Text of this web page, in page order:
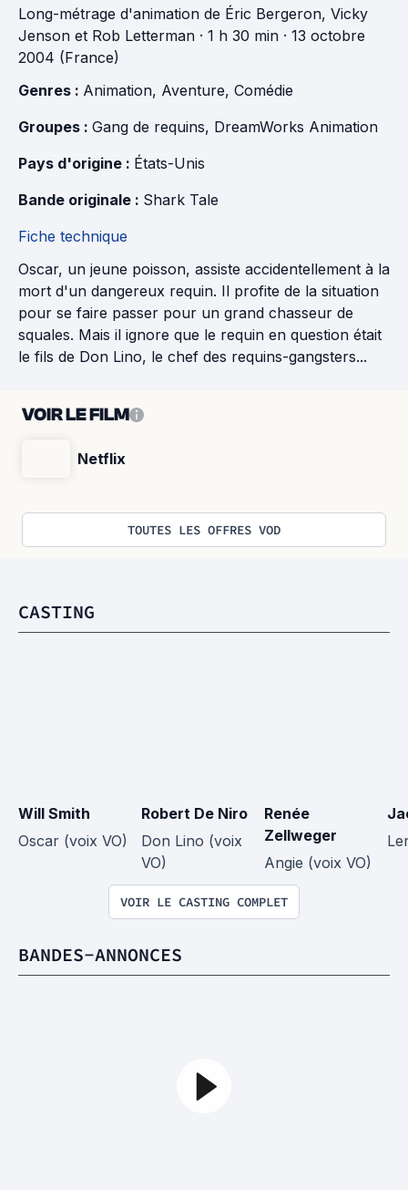
Long-métrage d'animation de Éric Bergeron, Vicky
Jenson et Rob Letterman · 1 h 30 min · 13 octobre
2004 (France)
Genres : Animation, Aventure, Comédie
Groupes : Gang de requins, DreamWorks Animation
Pays d'origine : États-Unis
Bande originale : Shark Tale
Fiche technique
Oscar, un jeune poisson, assiste accidentellement à la
mort d'un dangereux requin. Il profite de la situation
pour se faire passer pour un grand chasseur de
squales. Mais il ignore que le requin en question était
le fils de Don Lino, le chef des requins-gangsters...
VOIR LE FILM
Netflix
TOUTES LES OFFRES VOD
CASTING
Will Smith
Oscar (voix VO)
Robert De Niro
Don Lino (voix
VO)
Renée
Zellweger
Angie (voix VO)
VOIR LE CASTING COMPLET
BANDES-ANNONCES